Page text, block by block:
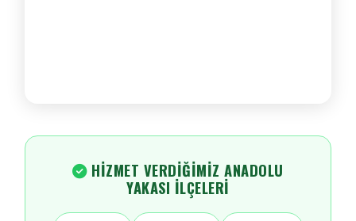
HIZMET VERDIĞIMIZ ANADOLU
YAKASI İLÇELERI